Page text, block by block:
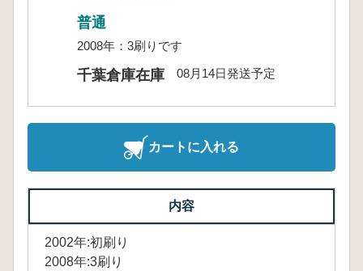
普通
2008年：3刷りです
千葉倉庫在庫 08月14日発送予定
カートに入れる
内容
2002年:初刷り
2008年:3刷り